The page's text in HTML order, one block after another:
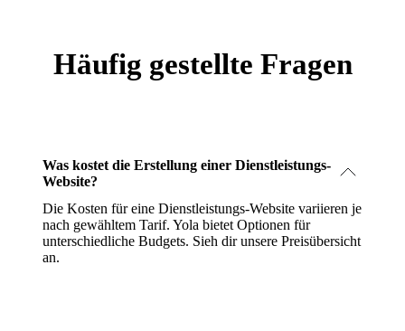
Häufig gestellte Fragen
Was kostet die Erstellung einer Dienstleistungs-
Website?
Die Kosten für eine Dienstleistungs-Website variieren je
nach gewähltem Tarif. Yola bietet Optionen für
unterschiedliche Budgets. Sieh dir unsere Preisübersicht
an.